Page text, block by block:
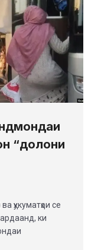
“долони
ҳукуматҳои се
ки